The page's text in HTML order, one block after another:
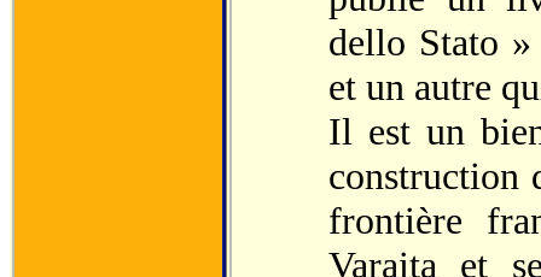
dello Stato
et un autre
Il est un
construction
frontière
Varaita et